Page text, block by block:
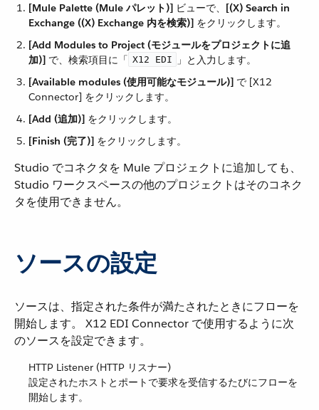
[Mule Palette (Mule パレット)] ​ ビューで、​ [(X) Search in
Exchange ((X) Exchange 内を検索)] ​ をクリックします。
[Add Modules to Project (モジュールをプロジェクトに追
加)] ​ で、検索項目に「​ X12 EDI
​」と入力します。
[Available modules (使用可能なモジュール)] ​ で [X12
Connector] をクリックします。
[Add (追加)] ​ をクリックします。
[Finish (完了)] ​ をクリックします。
Studio でコネクタを Mule プロジェクトに追加しても、
Studio ワークスペースの他のプロジェクトはそのコネク
タを使用できません。
ソースの設定
ソースは、指定された条件が満たされたときにフローを
開始します。 X12 EDI Connector で使用するように次
のソースを設定できます。
HTTP Listener (HTTP リスナー)
設定されたホストとポートで要求を受信するたびにフローを
開始します。